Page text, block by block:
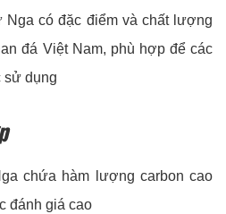
Nga có đặc điểm và chất lượng
đá Việt Nam, phù hợp để các
sử dụng
chứa hàm lượng carbon cao
đánh giá cao